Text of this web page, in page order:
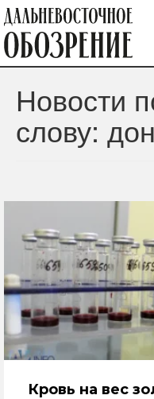
Новости
слову:
Кровь на вес